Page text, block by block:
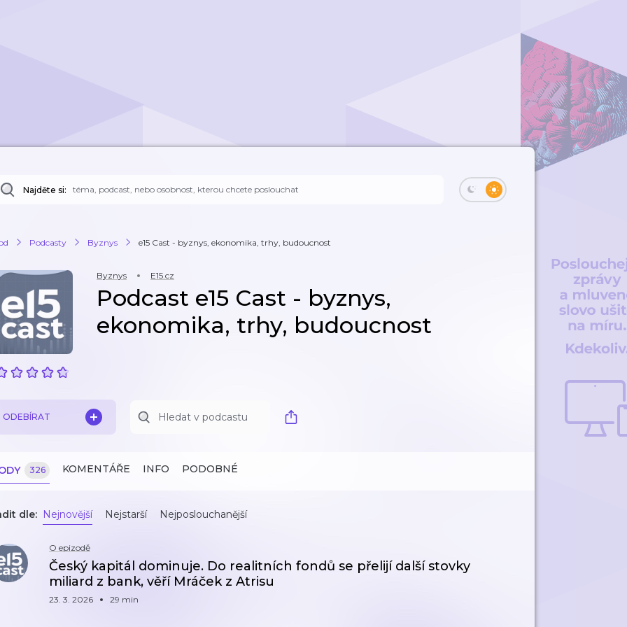
Najděte si:
Podcasty Byznys e15 Cast - byznys, ekonomika, trhy, budoucnost
Byznys E15.cz
Podcast e15 Cast - byznys,
ekonomika, trhy, budoucnost
ODEBÍRAT
326 KOMENTÁŘE INFO PODOBNÉ
dle: Nejnovější Nejstarší Nejposlouchanější
O epizodě
Český kapitál dominuje. Do realitních fondů se přelijí další stovky
miliard z bank, věří Mráček z Atrisu
23. 3. 2026 29 min